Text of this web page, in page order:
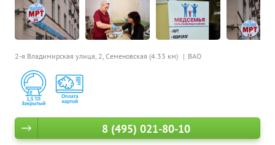
2-я Владимирская улица, 2, Семеновская (4.33 км) ВАО
8 (495) 021-80-10